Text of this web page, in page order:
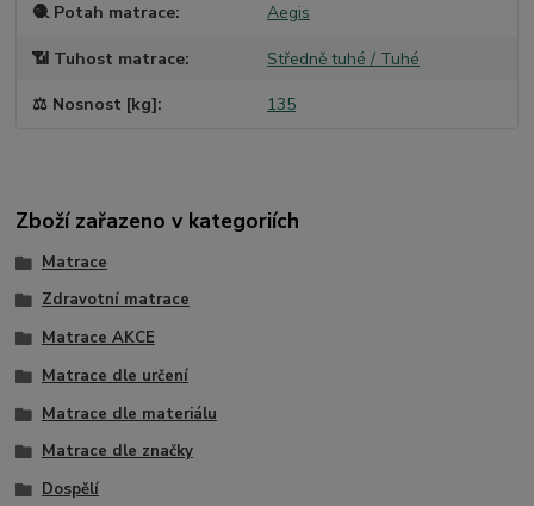
🧶 Potah matrace Aegis
📶 Tuhost matrace Středně tuhé / Tuhé
⚖️ Nosnost [kg] 135
Zboží zařazeno v kategoriích
Matrace
Zdravotní matrace
Matrace AKCE
Matrace dle určení
Matrace dle materiálu
Matrace dle značky
Dospělí